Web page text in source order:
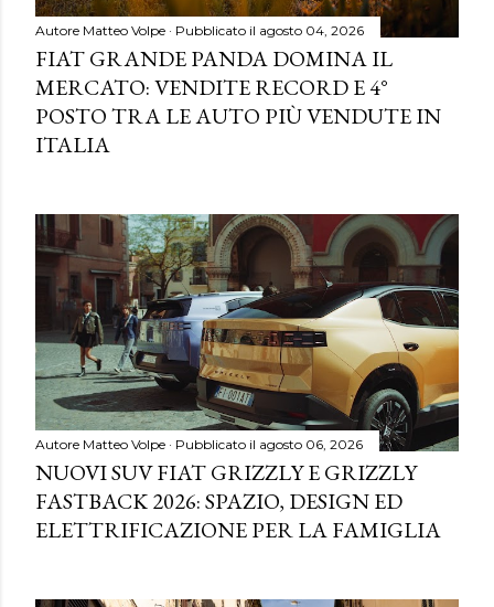
Autore Matteo Volpe Pubblicato il agosto 04, 2026
FIAT GRANDE PANDA DOMINA IL
MERCATO: VENDITE RECORD E 4°
POSTO TRA LE AUTO PIÙ VENDUTE IN
ITALIA
Autore Matteo Volpe Pubblicato il agosto 06, 2026
NUOVI SUV FIAT GRIZZLY E GRIZZLY
FASTBACK 2026: SPAZIO, DESIGN ED
ELETTRIFICAZIONE PER LA FAMIGLIA